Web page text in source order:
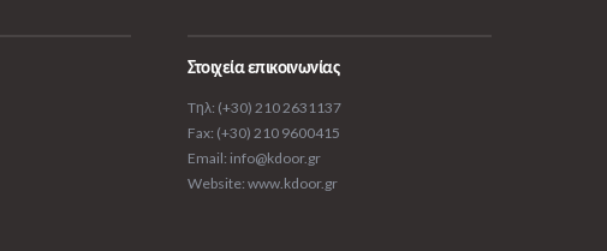
Στοιχεία επικοινωνίας
Tηλ: (+30) 210 2631137
Fax: (+30) 210 9600415
Email: info@kdoor.gr
Website: www.kdoor.gr